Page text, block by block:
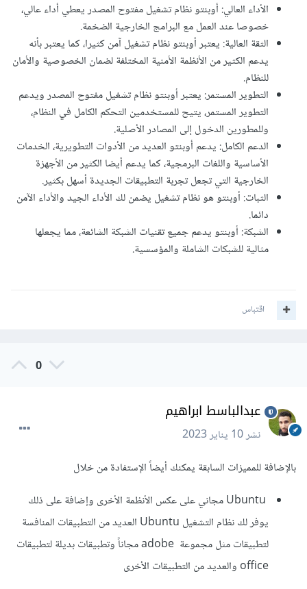
الأداء العالي: أوبنتو نظام تشغيل مفتوح المصدر يعطي أداء عالي،
خصوصا عند العمل مع البرامج الخارجية الضخمة.
الثقة العالية: يعتبر أوبنتو نظام تشغيل آمن كثيرا، كما يعتبر بأنه
يدعم الكثير من الأنظمة الأمنية المختلفة لضمان الخصوصية والأمان
للنظام.
التطوير المستمر: يعتبر أوبنتو نظام تشغيل مفتوح المصدر ويدعم
التطوير المستمر، يتيح للمستخدمين التحكم الكامل في النظام،
وللمطورين الدخول إلى المصادر الأصلية.
الدعم الكامل: يدعم أوبنتو العديد من الأدوات التطويرية، الخدمات
الأساسية واللغات البرمجية، كما يدعم أيضا الكثير من الأجهزة
الخارجية التي تجعل تجربة التطبيقات الجديدة أسهل بكثير.
الثبات: أوبنتو هو نظام تشغيل يضمن لك الأداء الجيد والأداء الآمن
دائما.
الشبكة: أوبنتو يدعم جميع تقنيات الشبكة الشائعة، مما يجعلها
مثالية للشبكات الشاملة والمؤسسية.
اقتباس
0
عبدالباسط ابراهيم
نشر10 يناير 2023
بالإضافة للمميزات السابقة يمكنك أيضاً الإستفادة من خلال
Ubuntu مجاني على عكس الأنظمة الأخرى وإضافة على ذلك
يوفر لك نظام التشغيل Ubuntu العديد من التطبيقات المنافسة
لتطبيقات مثل مجموعة adobe مجاناً وتطبيقات بديلة لتطبيقات
office والعديد من التطبيقات الأخرى